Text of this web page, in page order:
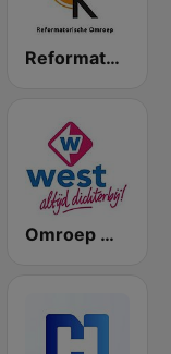
Reformatorisch Omroep 2
Omroep West